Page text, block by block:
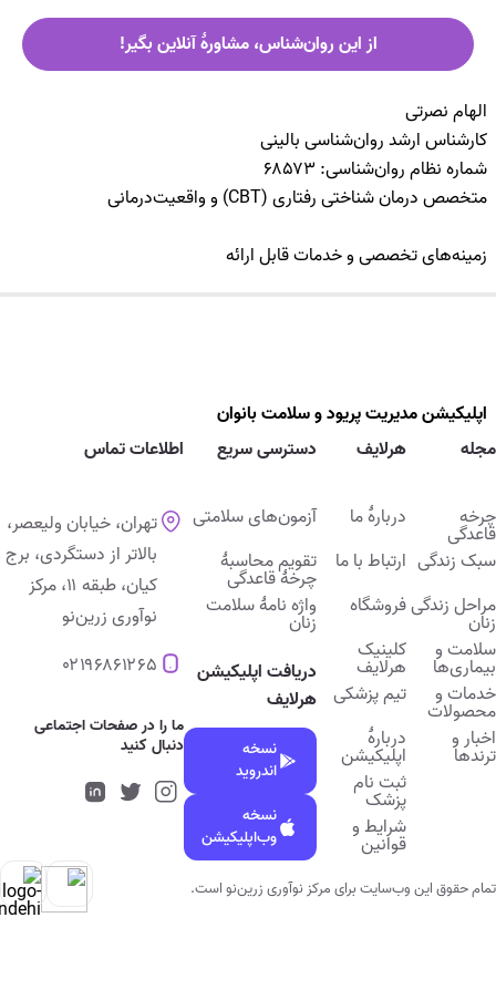
از این روان‌شناس، مشاورۀ آنلاین بگیر!
الهام نصرتی
کارشناس ارشد روان‌شناسی بالینی
شماره نظام روان‌شناسی: ۶۸۵۷۳
متخصص درمان شناختی رفتاری (CBT) و واقعیت‌درمانی
زمینه‌های تخصصی و خدمات قابل ارائه
درمان اضطراب و افسردگی
آموزش مهارت‌های زندگی برای بزرگسالان
برای دریافت مشاوره تخصصی روان‌شناسی، همین حالا می‌توانید از
طریق سامانه نوبت‌دهی اینترنتی هرلایف نوبت خود را با الهام نصرتی
رزرو نمایید.
اپلیکیشن ﻣﺪﯾﺮﯾﺖ پریود و ﺳﻼﻣﺖ ﺑﺎﻧﻮان
مجله
چرخه
قاعدگی
سبک زندگی
مراحل زندگی
زنان
سلامت و
بیماری‌ها
خدمات و
محصولات
اخبار و
ترندها
هرلایف
دربارۀ ما
ارتباط با ما
فروشگاه
کلینیک
هرلایف
تیم پزشکی
دربارۀ
اپلیکیشن
ثبت نام
پزشک
شرایط و
قوانین
دسترسی سریع
آزمون‌های سلامتی
تقویم محاسبۀ
چرخۀ قاعدگی
واژه نامۀ سلامت
زنان
دریافت اپلیکیشن
هرلایف
نسخه
اندروید
نسخه
وب‌اپلیکیشن
اطلاعات تماس
تهران، خیابان ولیعصر،
بالاتر از دستگردی، برج
کیان، طبقه ۱۱، مرکز
نوآوری زرین‌نو
۰۲۱۹۶۸۶۱۲۶۵
ما را در صفحات اجتماعی
دنبال کنید
تمام حقوق اين وب‌سايت برای مرکز نوآوری زرین‌نو است.